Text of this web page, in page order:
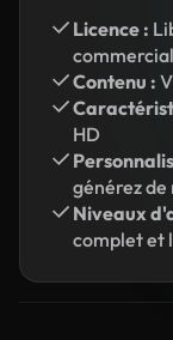
Licence :
Contenu :
HD
générez de
Niveaux
complet et